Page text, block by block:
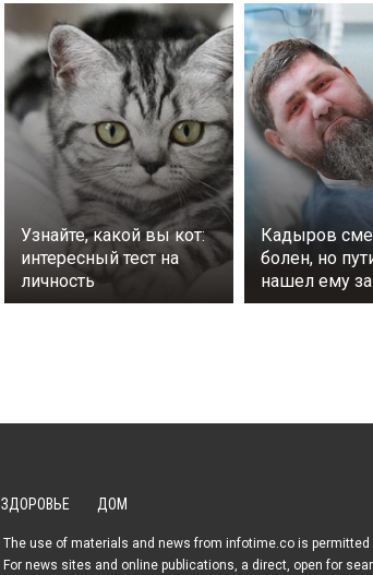
Узнайте, какой вы кот:
интересный тест на
личность
Кадыров
болен, но
нашел ему
ЗДОРОВЬЕ ДОМ
The use of materials and news from infotime.co is
For news sites and online publications, a direct, open for